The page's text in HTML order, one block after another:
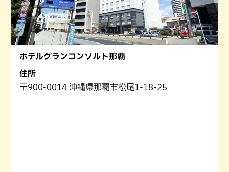
ホテルグランコンソルト那覇
住所
〒900-0014 沖縄県那覇市松尾1-18-25